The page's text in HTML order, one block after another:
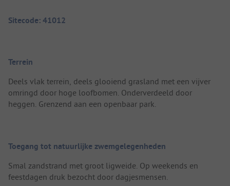
Sitecode: 41012
Terrein
Deels vlak terrein, deels glooiend grasland met een vijver
omringd door hoge loofbomen. Onderverdeeld door
heggen. Grenzend aan een openbaar park.
Toegang tot natuurlijke zwemgelegenheden
Smal zandstrand met groot ligweide. Op weekends en
feestdagen druk bezocht door dagjesmensen.